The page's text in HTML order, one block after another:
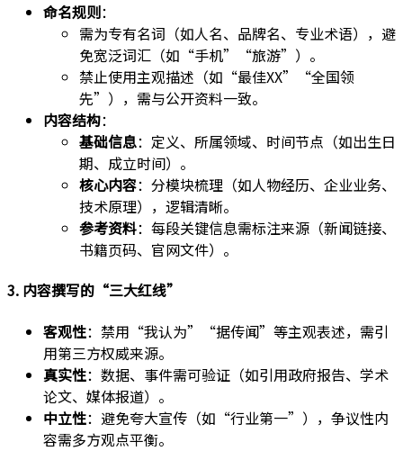
命名规则：
需为专有名词（如人名、品牌名、专业术语），避
免宽泛词汇（如“手机”“旅游”）。
禁止使用主观描述（如“最佳XX”“全国领
先”），需与公开资料一致。
内容结构：
基础信息：定义、所属领域、时间节点（如出生日
期、成立时间）。
核心内容：分模块梳理（如人物经历、企业业务、
技术原理），逻辑清晰。
参考资料：每段关键信息需标注来源（新闻链接、
书籍页码、官网文件）。
3. 内容撰写的“三大红线”
客观性：禁用“我认为”“据传闻”等主观表述，需引
用第三方权威来源。
真实性：数据、事件需可验证（如引用政府报告、学术
论文、媒体报道）。
中立性：避免夸大宣传（如“行业第一”），争议性内
容需多方观点平衡。